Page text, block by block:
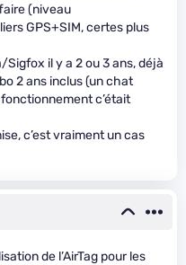
(niveau
GPS+SIM, certes plus
il y a 2 ou 3 ans, déjà
2 ans inclus (un chat
c’était
c’est vraiment un cas
de l’AirTag pour les